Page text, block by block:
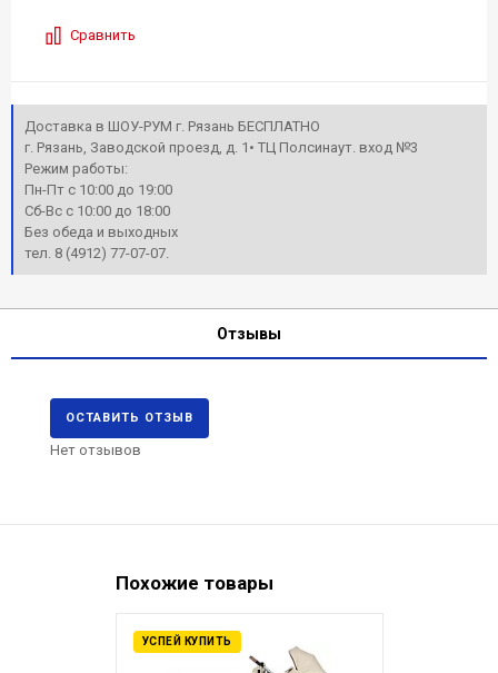
Сравнить
Доставка в ШОУ-РУМ г. Рязань БЕСПЛАТНО
г. Рязань, Заводской проезд, д. 1• ТЦ Полсинаут. вход №3
Режим работы:
Пн-Пт с 10:00 до 19:00
Сб-Вс с 10:00 до 18:00
Без обеда и выходных
тел. 8 (4912) 77-07-07.
Отзывы
ОСТАВИТЬ ОТЗЫВ
Нет отзывов
Похожие товары
УСПЕЙ КУПИТЬ